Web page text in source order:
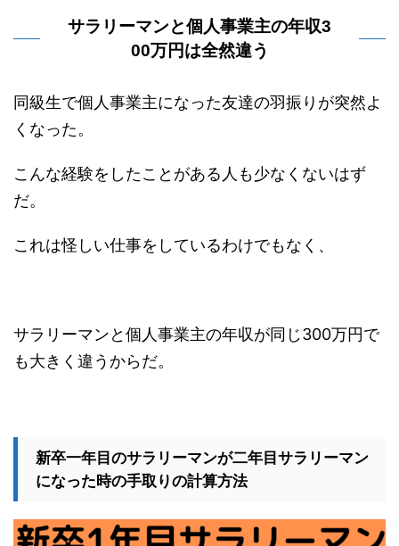
サラリーマンと個人事業主の年収3
00万円は全然違う
同級生で個人事業主になった友達の羽振りが突然よ
くなった。
こんな経験をしたことがある人も少なくないはず
だ。
これは怪しい仕事をしているわけでもなく、
サラリーマンと個人事業主の年収が同じ300万円で
も大きく違うからだ。
新卒一年目のサラリーマンが二年目サラリーマン
になった時の手取りの計算方法